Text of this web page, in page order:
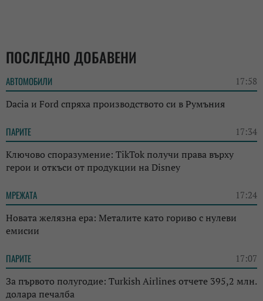
ПОСЛЕДНО ДОБАВЕНИ
АВТОМОБИЛИ 17:58
Dacia и Ford спряха производството си в Румъния
ПАРИТЕ 17:34
Ключово споразумение: TikTok получи права върху
герои и откъси от продукции на Disney
МРЕЖАТА 17:24
Новата желязна ера: Металите като гориво с нулеви
емисии
ПАРИТЕ 17:07
За първото полугодие: Turkish Airlines отчете 395,2 млн.
долара печалба